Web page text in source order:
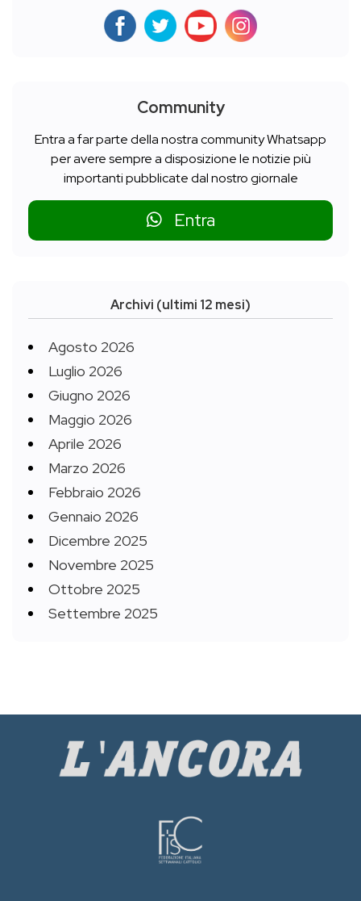
Community
Entra a far parte della nostra community Whatsapp
per avere sempre a disposizione le notizie più
importanti pubblicate dal nostro giornale
Entra
Archivi (ultimi 12 mesi)
Agosto 2026
Luglio 2026
Giugno 2026
Maggio 2026
Aprile 2026
Marzo 2026
Febbraio 2026
Gennaio 2026
Dicembre 2025
Novembre 2025
Ottobre 2025
Settembre 2025